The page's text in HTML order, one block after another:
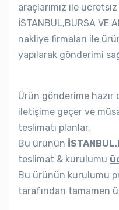
araçlarımız ile ücretsiz
İSTANBUL,BURSA VE
nakliye firmaları ile
yapılarak gönderimi
Ürün gönderime
iletişime geçer ve
teslimatı planlar.
Bu ürünün
teslimat & kurulumu
Bu ürünün kurulumu
tarafından tamamen